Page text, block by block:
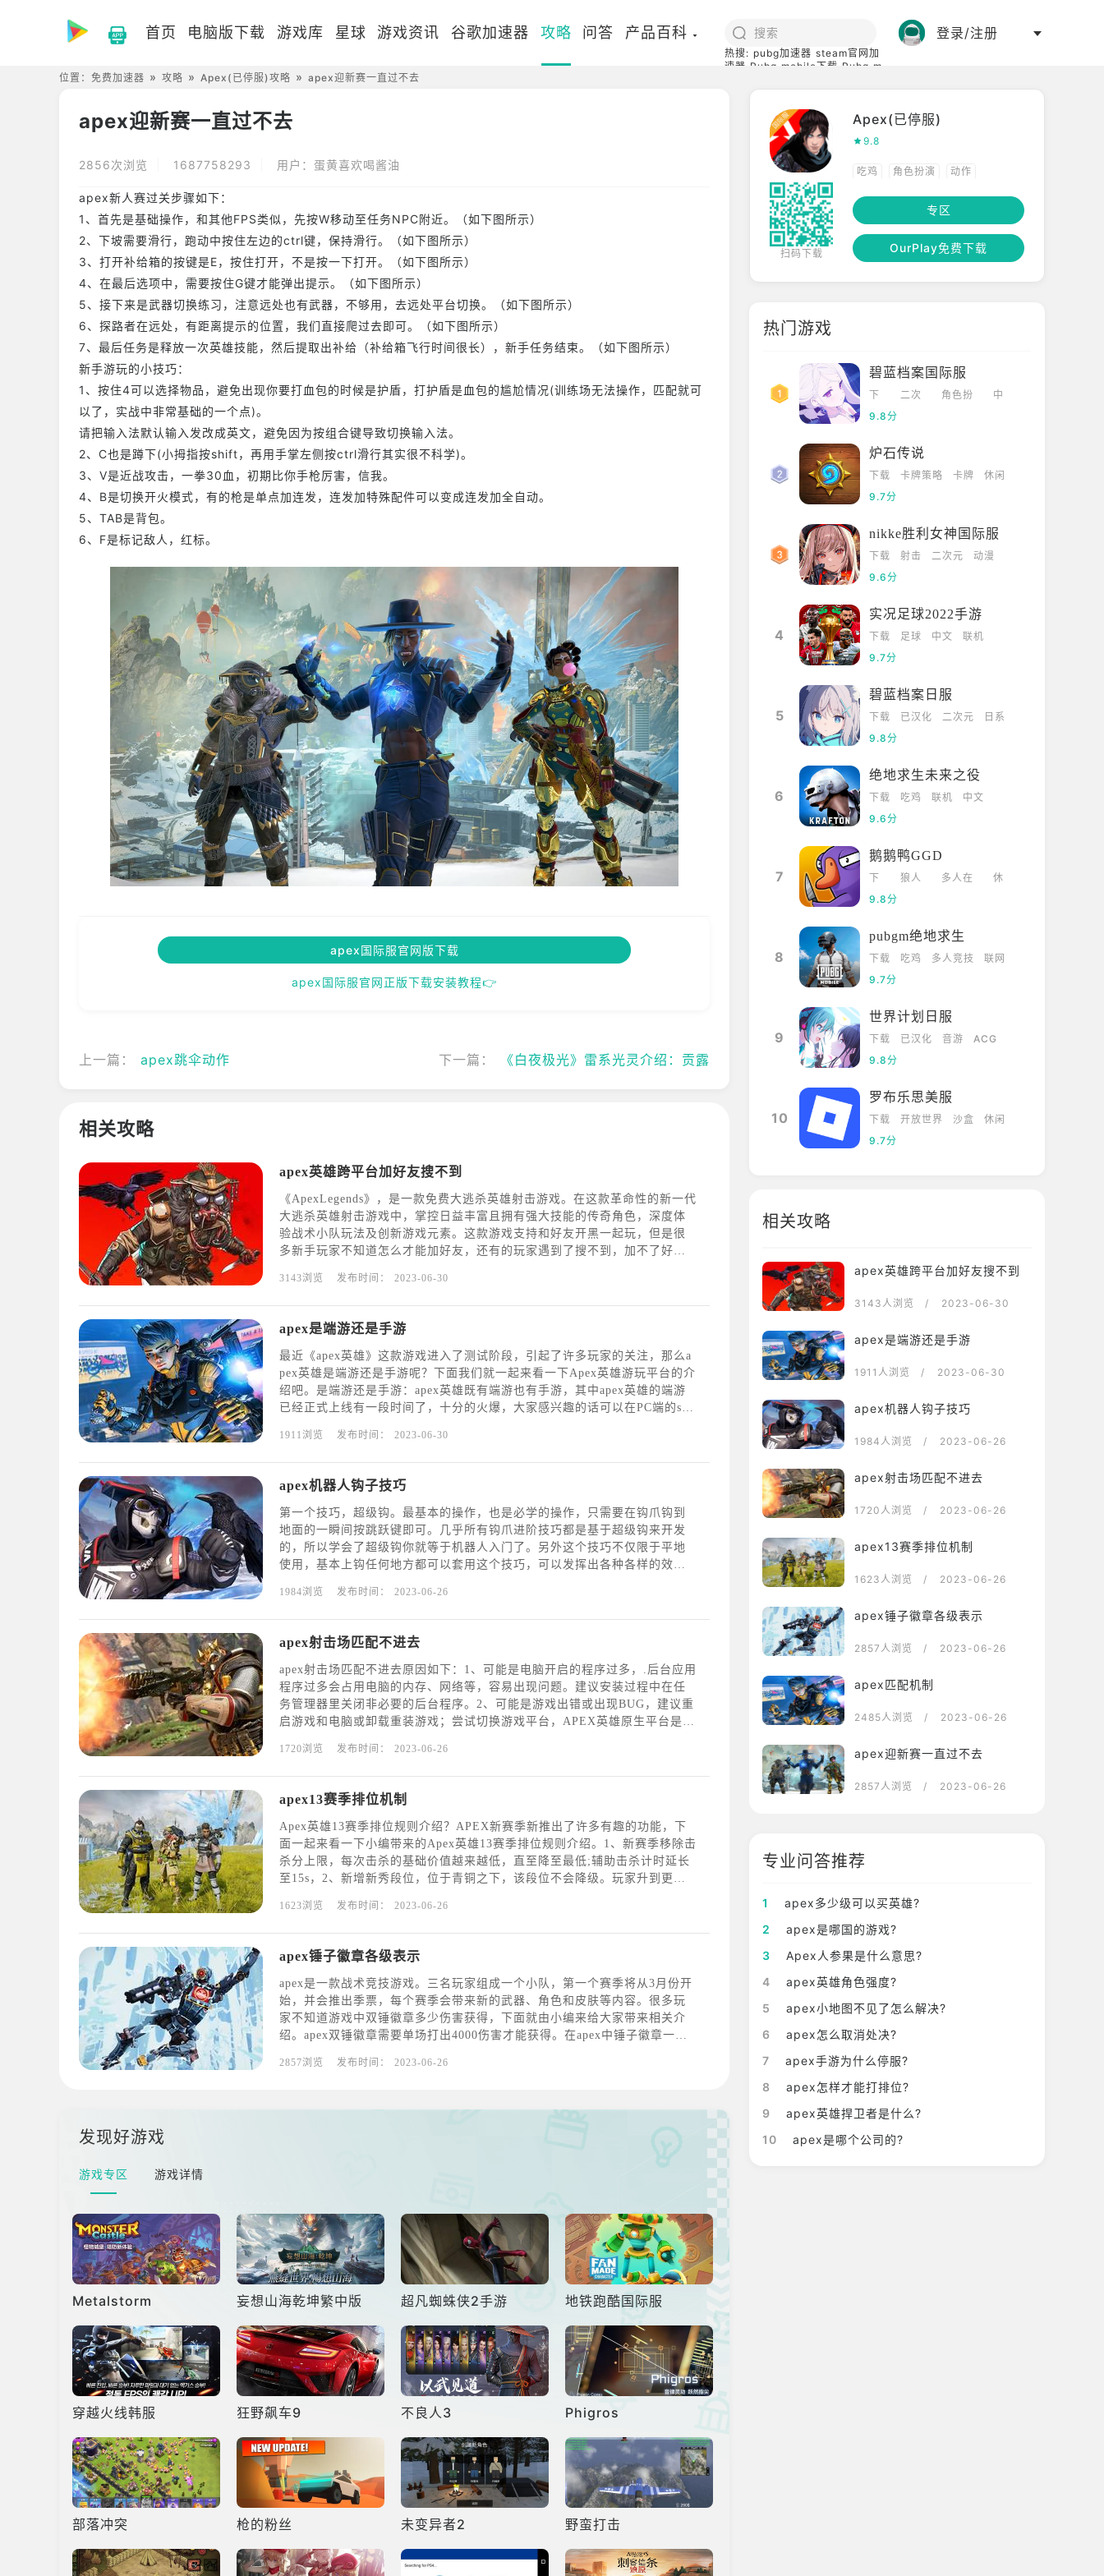
首页 电脑版下载 游戏库 星球 游戏资讯 谷歌加速器 攻略 问答 产品百科
热搜: pubg加速器 steam官网加
速器 Pubg mobile下载 Pubg m
登录/注册
位置： 免费加速器 攻略 Apex(已停服)攻略 apex迎新赛一直过不去
apex迎新赛一直过不去
2856次浏览 1687758293 用户：蛋黄喜欢喝酱油
apex新人赛过关步骤如下：
1、首先是基础操作，和其他FPS类似，先按W移动至任务NPC附近。（如下图所示）
2、下坡需要滑行，跑动中按住左边的ctrl键，保持滑行。（如下图所示）
3、打开补给箱的按键是E，按住打开，不是按一下打开。（如下图所示）
4、在最后选项中，需要按住G键才能弹出提示。（如下图所示）
5、接下来是武器切换练习，注意远处也有武器，不够用，去远处平台切换。（如下图所示）
6、探路者在远处，有距离提示的位置，我们直接爬过去即可。（如下图所示）
7、最后任务是释放一次英雄技能，然后提取出补给（补给箱飞行时间很长），新手任务结束。（如下图所示）
新手游玩的小技巧：
1、按住4可以选择物品，避免出现你要打血包的时候是护盾，打护盾是血包的尴尬情况(训练场无法操作，匹配就可
以了，实战中非常基础的一个点)。
请把输入法默认输入发改成英文，避免因为按组合键导致切换输入法。
2、C也是蹲下(小拇指按shift，再用手掌左侧按ctrl滑行其实很不科学)。
3、V是近战攻击，一拳30血，初期比你手枪厉害，信我。
4、B是切换开火模式，有的枪是单点加连发，连发加特殊配件可以变成连发加全自动。
5、TAB是背包。
6、F是标记敌人，红标。
apex国际服官网版下载
apex国际服官网正版下载安装教程👉
上一篇： apex跳伞动作 下一篇： 《白夜极光》雷系光灵介绍：贡露
相关攻略
apex英雄跨平台加好友搜不到
《ApexLegends》，是一款免费大逃杀英雄射击游戏。在这款革命性的新一代
大逃杀英雄射击游戏中，掌控日益丰富且拥有强大技能的传奇角色，深度体
验战术小队玩法及创新游戏元素。这款游戏支持和好友开黑一起玩，但是很
多新手玩家不知道怎么才能加好友，还有的玩家遇到了搜不到，加不了好友
游戏游玩的话必须要加速器的帮助才可以，可以通过迅游加速
3143浏览 发布时间： 2023-06-30
apex是端游还是手游
最近《apex英雄》这款游戏进入了测试阶段，引起了许多玩家的关注，那么a
pex英雄是端游还是手游呢？下面我们就一起来看一下Apex英雄游玩平台的介
绍吧。是端游还是手游：apex英雄既有端游也有手游，其中apex英雄的端游
已经正式上线有一段时间了，十分的火爆，大家感兴趣的话可以在PC端的ste
定和画面，但端游和手游还是有一定区别
1911浏览 发布时间： 2023-06-30
apex机器人钩子技巧
第一个技巧，超级钩。最基本的操作，也是必学的操作，只需要在钩爪钩到
地面的一瞬间按跳跃键即可。几乎所有钩爪进阶技巧都是基于超级钩来开发
的，所以学会了超级钩你就等于机器人入门了。另外这个技巧不仅限于平地
使用，基本上钩任何地方都可以套用这个技巧，可以发挥出各种各样的效
自由发挥。第二个技巧，后撤步钩。超级跳的衍生技巧，在使用超级跳的时
1984浏览 发布时间： 2023-06-26
apex射击场匹配不进去
apex射击场匹配不进去原因如下：1、可能是电脑开启的程序过多，.后台应用
程序过多会占用电脑的内存、网络等，容易出现问题。建议安装过程中在任
务管理器里关闭非必要的后台程序。2、可能是游戏出错或出现BUG，建议重
启游戏和电脑或卸载重装游戏；尝试切换游戏平台，APEX英雄原生平台是Or
建议验证完整性。可打开Steam，在库中找到游
1720浏览 发布时间： 2023-06-26
apex13赛季排位机制
Apex英雄13赛季排位规则介绍？APEX新赛季新推出了许多有趣的功能，下
面一起来看一下小编带来的Apex英雄13赛季排位规则介绍。1、新赛季移除击
杀分上限，每次击杀的基础价值越来越低，直至降至最低;辅助击杀计时延长
至15s，2、新增新秀段位，位于青铜之下，该段位不会降级。玩家升到更高
有段位和小段的排位底分已调整。每个段位的长
1623浏览 发布时间： 2023-06-26
apex锤子徽章各级表示
apex是一款战术竞技游戏。三名玩家组成一个小队，第一个赛季将从3月份开
始，并会推出季票，每个赛季会带来新的武器、角色和皮肤等内容。很多玩
家不知道游戏中双锤徽章多少伤害获得，下面就由小编来给大家带来相关介
绍。apex双锤徽章需要单场打出4000伤害才能获得。在apex中锤子徽章一共
其中双锤便是该徽章的最高等级，也
2857浏览 发布时间： 2023-06-26
发现好游戏
游戏专区 游戏详情
Metalstorm 妄想山海乾坤繁中版 超凡蜘蛛侠2手游 地铁跑酷国际服
穿越火线韩服 狂野飙车9 不良人3 Phigros
部落冲突 枪的粉丝 未变异者2 野蛮打击
扫码下载
Apex(已停服)
9.8
吃鸡 角色扮演 动作
高画质 专区
OurPlay免费下载
热门游戏
碧蓝档案国际服
下
载
二次
角色扮
中
9.8分
炉石传说
下载 卡牌策略 卡牌
休闲
9.7分
nikke胜利女神国际服
下载 射击 二次元
动漫
9.6分
4
实况足球2022手游
下载 足球 中文
联机
9.7分
5
碧蓝档案日服
下载 已汉化 二次元
日系
9.8分
6
绝地求生未来之役
下载 吃鸡 联机
中文
9.6分
7
鹅鹅鸭GGD
下
载
狼人
多人在
休
9.8分
8
pubgm绝地求生
下载 吃鸡 多人竞技
联网
9.7分
9
世界计划日服
下载 已汉化 音游
ACG
9.8分
10
罗布乐思美服
下载 开放世界 沙盒
休闲
9.7分
相关攻略
apex英雄跨平台加好友搜不到
3143人浏览 / 2023-06-30
apex是端游还是手游
1911人浏览 / 2023-06-30
apex机器人钩子技巧
1984人浏览 / 2023-06-26
apex射击场匹配不进去
1720人浏览 / 2023-06-26
apex13赛季排位机制
1623人浏览 / 2023-06-26
apex锤子徽章各级表示
2857人浏览 / 2023-06-26
apex匹配机制
2485人浏览 / 2023-06-26
apex迎新赛一直过不去
2857人浏览 / 2023-06-26
专业问答推荐
1
apex多少级可以买英雄?
2
apex是哪国的游戏?
3
Apex人参果是什么意思?
4
apex英雄角色强度?
5
apex小地图不见了怎么解决?
6
apex怎么取消处决?
7
apex手游为什么停服?
8
apex怎样才能打排位?
9
apex英雄捍卫者是什么?
10
apex是哪个公司的?